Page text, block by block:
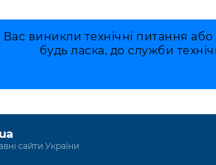
виникли технічні питання
будь ласка, до служби
сайти України